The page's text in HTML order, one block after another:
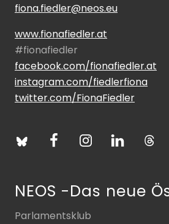
fiona.fiedler@neos.eu
www.fionafiedler.at
#fionafiedler
facebook.com/fionafiedler.at
instagram.com/fiedlerfiona
twitter.com/FionaFiedler
NEOS -Das neue
Parlamentsklub